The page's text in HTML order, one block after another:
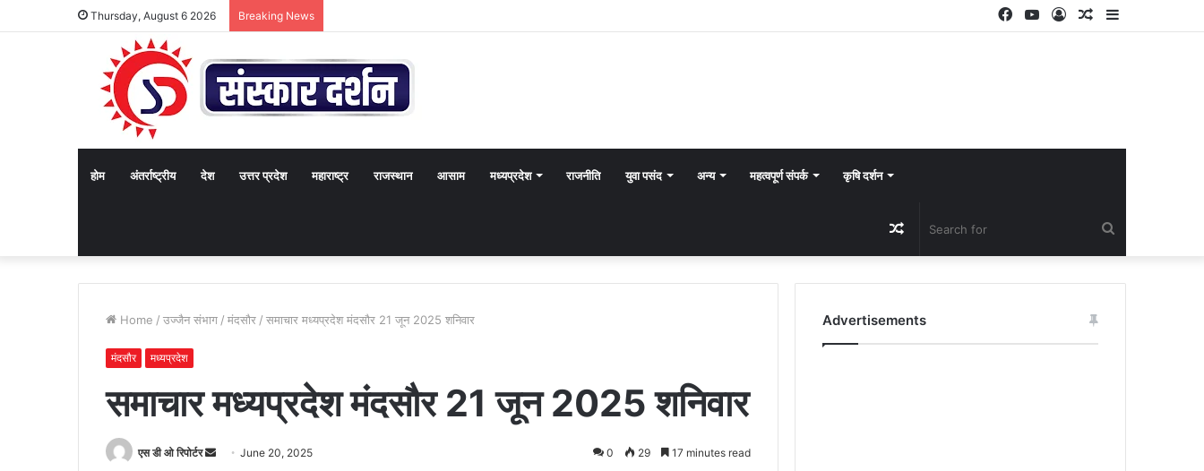
Thursday, August 6 2026 Breaking News Sidebar
Random
Log
YouTube
Facebook
होम अंतर्राष्ट्रीय देश उत्तर प्रदेश महाराष्ट्र राजस्थान आसाम मध्यप्रदेश राजनीति युवा पसंद अन्य महत्वपूर्ण संपर्क कृषि दर्शन
for
Random
Article
Home / उज्जैन संभाग / मंदसौर / समाचार मध्यप्रदेश मंदसौर 21 जून 2025 शनिवार
मंदसौर मध्यप्रदेश
समाचार मध्यप्रदेश मंदसौर 21 जून 2025 शनिवार
एस डी ओ रिपोर्टर
SendJune 20, 2025 0 29 17 minutes read
Advertisements